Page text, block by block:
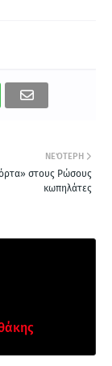
ΝΕΌΤΕΡΗ
στους Ρώσους
κωπηλάτες